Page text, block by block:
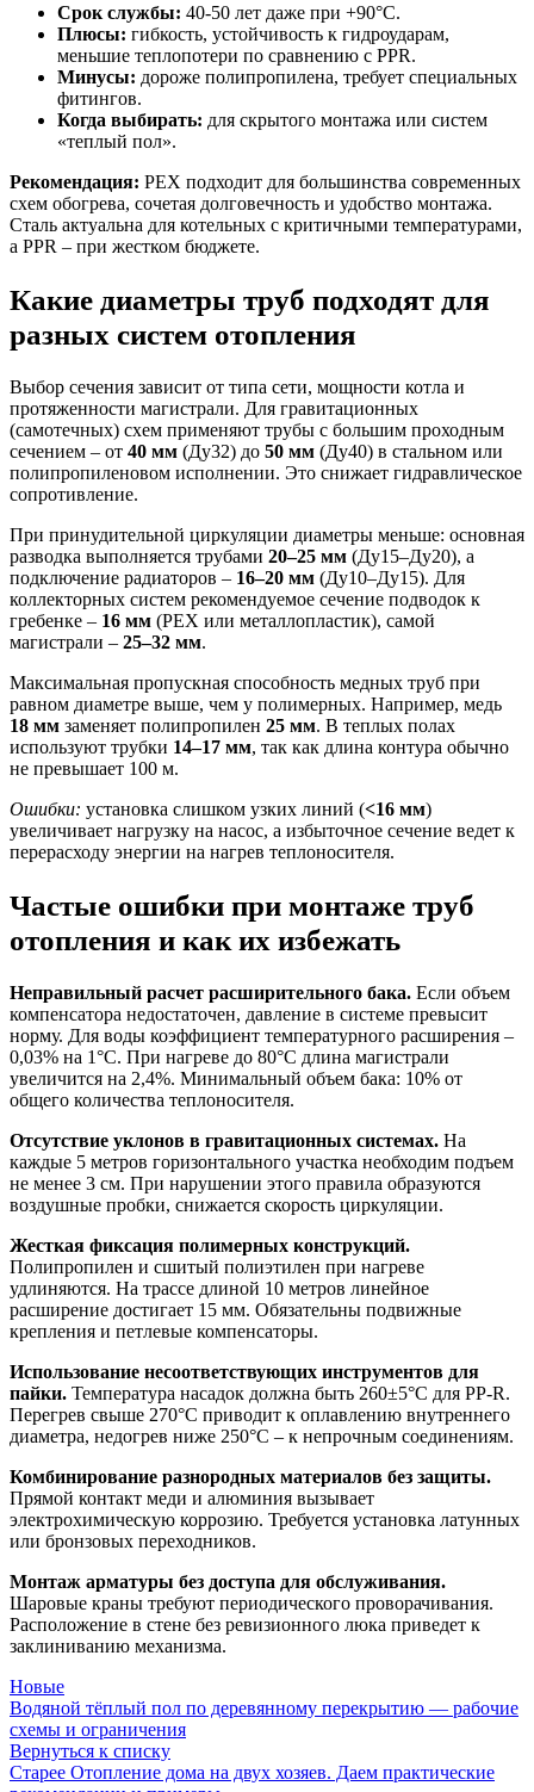
Срок службы: 40-50 лет даже при +90°C.
Плюсы: гибкость, устойчивость к гидроударам,
меньшие теплопотери по сравнению с PPR.
Минусы: дороже полипропилена, требует специальных
фитингов.
Когда выбирать: для скрытого монтажа или систем
«теплый пол».
Рекомендация: PEX подходит для большинства современных
схем обогрева, сочетая долговечность и удобство монтажа.
Сталь актуальна для котельных с критичными температурами,
а PPR – при жестком бюджете.
Какие диаметры труб подходят для
разных систем отопления
Выбор сечения зависит от типа сети, мощности котла и
протяженности магистрали. Для гравитационных
(самотечных) схем применяют трубы с большим проходным
сечением – от 40 мм (Ду32) до 50 мм (Ду40) в стальном или
полипропиленовом исполнении. Это снижает гидравлическое
сопротивление.
При принудительной циркуляции диаметры меньше: основная
разводка выполняется трубами 20–25 мм (Ду15–Ду20), а
подключение радиаторов – 16–20 мм (Ду10–Ду15). Для
коллекторных систем рекомендуемое сечение подводок к
гребенке – 16 мм (PEX или металлопластик), самой
магистрали – 25–32 мм.
Максимальная пропускная способность медных труб при
равном диаметре выше, чем у полимерных. Например, медь
18 мм заменяет полипропилен 25 мм. В теплых полах
используют трубки 14–17 мм, так как длина контура обычно
не превышает 100 м.
Ошибки: установка слишком узких линий (<16 мм)
увеличивает нагрузку на насос, а избыточное сечение ведет к
перерасходу энергии на нагрев теплоносителя.
Частые ошибки при монтаже труб
отопления и как их избежать
Неправильный расчет расширительного бака. Если объем
компенсатора недостаточен, давление в системе превысит
норму. Для воды коэффициент температурного расширения –
0,03% на 1°C. При нагреве до 80°C длина магистрали
увеличится на 2,4%. Минимальный объем бака: 10% от
общего количества теплоносителя.
Отсутствие уклонов в гравитационных системах. На
каждые 5 метров горизонтального участка необходим подъем
не менее 3 см. При нарушении этого правила образуются
воздушные пробки, снижается скорость циркуляции.
Жесткая фиксация полимерных конструкций.
Полипропилен и сшитый полиэтилен при нагреве
удлиняются. На трассе длиной 10 метров линейное
расширение достигает 15 мм. Обязательны подвижные
крепления и петлевые компенсаторы.
Использование несоответствующих инструментов для
пайки. Температура насадок должна быть 260±5°C для PP-R.
Перегрев свыше 270°C приводит к оплавлению внутреннего
диаметра, недогрев ниже 250°C – к непрочным соединениям.
Комбинирование разнородных материалов без защиты.
Прямой контакт меди и алюминия вызывает
электрохимическую коррозию. Требуется установка латунных
или бронзовых переходников.
Монтаж арматуры без доступа для обслуживания.
Шаровые краны требуют периодического проворачивания.
Расположение в стене без ревизионного люка приведет к
заклиниванию механизма.
Новые
Водяной тёплый пол по деревянному перекрытию — рабочие
схемы и ограничения
Вернуться к списку
Старее Отопление дома на двух хозяев. Даем практические